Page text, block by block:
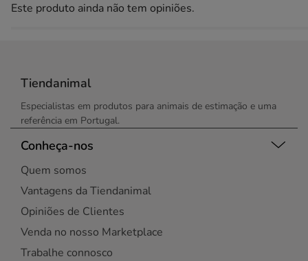
Este produto ainda não tem opiniões.
Tiendanimal
Especialistas em produtos para animais de estimação e uma
referência em Portugal.
Conheça-nos
Quem somos
Vantagens da Tiendanimal
Opiniões de Clientes
Venda no nosso Marketplace
Trabalhe connosco